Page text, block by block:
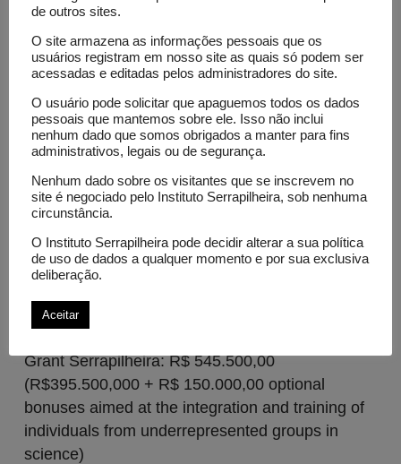
methods to address this challenge. We will build
models that account for “zero inflation,” a
common problem in these contexts where many
regions may report zero cases of disease. These
models will also consider how disease patterns
vary over space and time. By providing more
accurate estimates of disease incidence, these
new methods will help us better understand the
progress of health indicators, tailor public health
resource allocation to effectively combat
infectious diseases and achieve the UN SDGs.
Grant Serrapilheira: R$ 545.500,00
(R$395.500,000 + R$ 150.000,00 optional
bonuses aimed at the integration and training of
individuals from underrepresented groups in
science)
de outros sites.
O site armazena as informações pessoais que os
usuários registram em nosso site as quais só podem ser
acessadas e editadas pelos administradores do site.
O usuário pode solicitar que apaguemos todos os dados
pessoais que mantemos sobre ele. Isso não inclui
nenhum dado que somos obrigados a manter para fins
administrativos, legais ou de segurança.
Nenhum dado sobre os visitantes que se inscrevem no
site é negociado pelo Instituto Serrapilheira, sob nenhuma
circunstância.
O Instituto Serrapilheira pode decidir alterar a sua política
de uso de dados a qualquer momento e por sua exclusiva
deliberação.
Aceitar